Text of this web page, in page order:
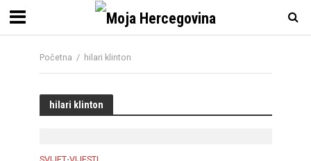
Početna / hilari klinton
hilari klinton